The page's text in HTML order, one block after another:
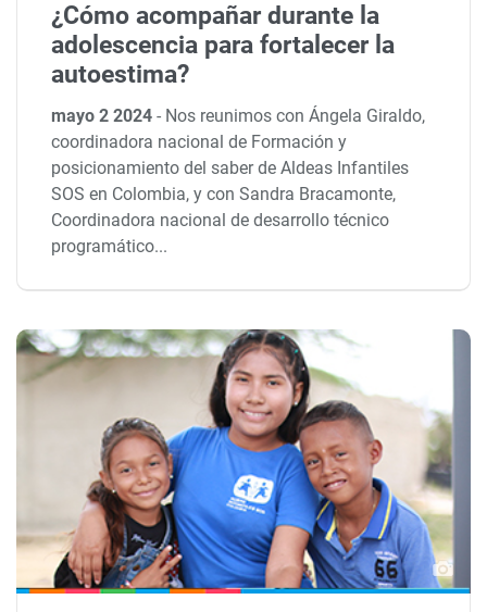
¿Cómo acompañar durante la
adolescencia para fortalecer la
autoestima?
mayo 2 2024- Nos reunimos con Ángela Giraldo,
coordinadora nacional de Formación y
posicionamiento del saber de Aldeas Infantiles
SOS en Colombia, y con Sandra Bracamonte,
Coordinadora nacional de desarrollo técnico
programático...